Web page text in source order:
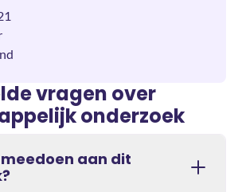
vragen over
onderzoek
aan dit